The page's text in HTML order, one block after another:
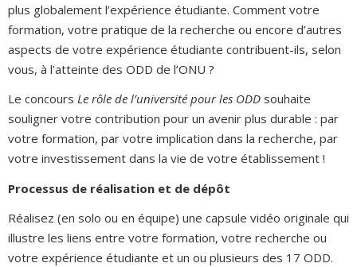
plus globalement l’expérience étudiante. Comment votre
formation, votre pratique de la recherche ou encore d’autres
aspects de votre expérience étudiante contribuent-ils, selon
vous, à l’atteinte des ODD de l’ONU ?
Le concours Le rôle de l’université pour les ODD souhaite
souligner votre contribution pour un avenir plus durable : par
votre formation, par votre implication dans la recherche, par
votre investissement dans la vie de votre établissement !
Processus de réalisation et de dépôt
Réalisez (en solo ou en équipe) une capsule vidéo originale qui
illustre les liens entre votre formation, votre recherche ou
votre expérience étudiante et un ou plusieurs des 17 ODD.